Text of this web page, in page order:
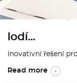
lodí...
Inovativní řešení
Read more